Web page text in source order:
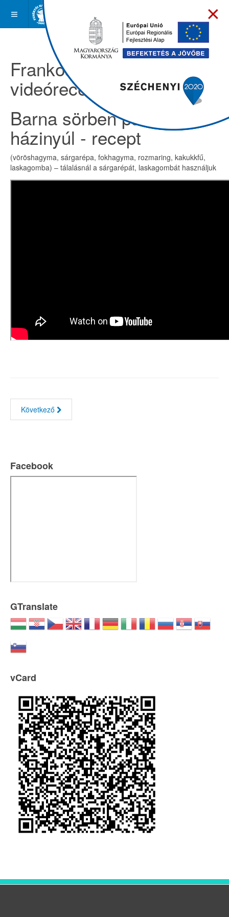
Frankóságok -
videóreceptek
Barna sörben párolt
házinyúl - recept
(vöröshagyma, sárgarépa, fokhagyma, rozmaring, kakukkfű,
laskagomba) – tálalásnál a sárgarépát, laskagombát használjuk
Következő
Facebook
GTranslate
vCard
×